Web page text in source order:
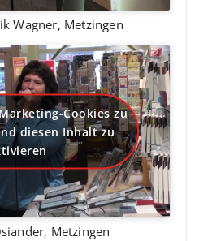
Wagner, Metzingen
Cookies zu
diesen Inhalt zu
Metzingen